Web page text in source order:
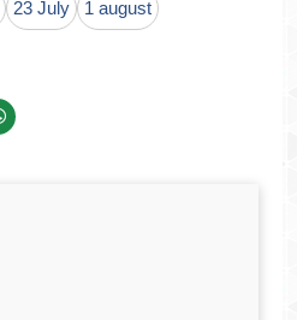
23 July 1 august